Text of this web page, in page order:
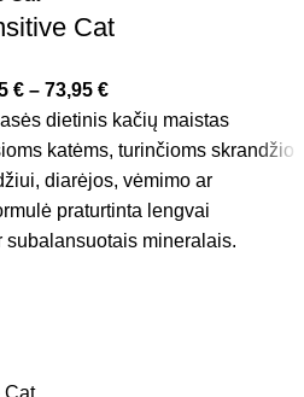
Cat
€ – 73,95 €
dietinis kačių maistas
katėms, turinčioms skrandžio
diarėjos, vėmimo ar
praturtinta lengvai
mineralais.